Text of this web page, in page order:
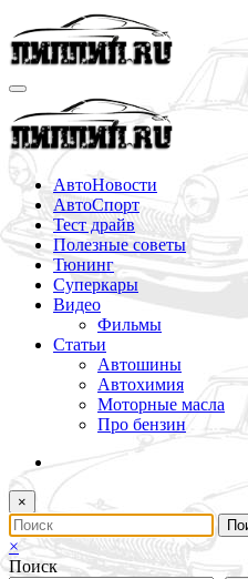
Перейти
к
содержимому
АвтоНовости
АвтоСпорт
Тест драйв
Полезные советы
Тюнинг
Суперкары
Видео
Фильмы
Статьи
Автошины
Автохимия
Моторные масла
Про бензин
×
×
Поиск